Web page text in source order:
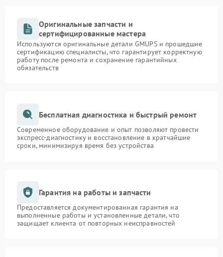
Оригинальные запчасти и
сертифицированные мастера
Используются оригинальные детали GMUPS и прошедшие
сертификацию специалисты, что гарантирует корректную
работу после ремонта и сохранение гарантийных
обязательств
Бесплатная диагностика и быстрый ремонт
Современное оборудование и опыт позволяют провести
экспресс-диагностику и восстановление в кратчайшие
сроки, минимизируя время без устройства
Гарантия на работы и запчасти
Предоставляется документированная гарантия на
выполненные работы и установленные детали, что
защищает клиента от повторных неисправностей